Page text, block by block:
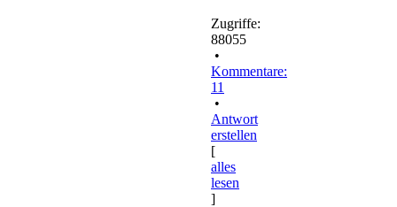
Zugriffe:
88055
•
Kommentare:
11
•
Antwort
erstellen
[
alles
lesen
]